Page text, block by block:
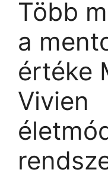
Több
a
értéke
Vivien